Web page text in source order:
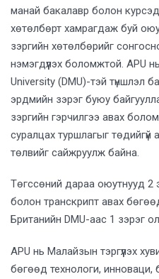
манай бакалавр болон
хөтөлбөрт хамрагдаж буй
зэргийн хөтөлбөрийг
нэмэгдүүлэх боломжтой. APU
University (DMU)-тэй түншлэл
эрдмийн зэрэг буюу
зэргийн гэрчилгээ авах
суралцах туршлагыг
төлвийг сайжруулж байна.
Төгссөний дараа оюутнууд 2
болон транскрипт авах
Британийн DMU-аас 1 зэрэг
APU нь Малайзын тэргүүлэх
бөгөөд технологи, инноваци,